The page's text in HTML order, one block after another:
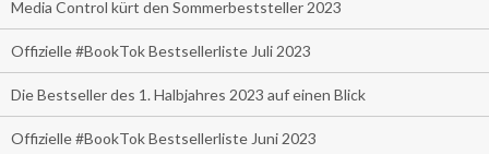
Media Control kürt den Sommerbeststeller 2023
Offizielle #BookTok Bestsellerliste Juli 2023
Die Bestseller des 1. Halbjahres 2023 auf einen Blick
Offizielle #BookTok Bestsellerliste Juni 2023